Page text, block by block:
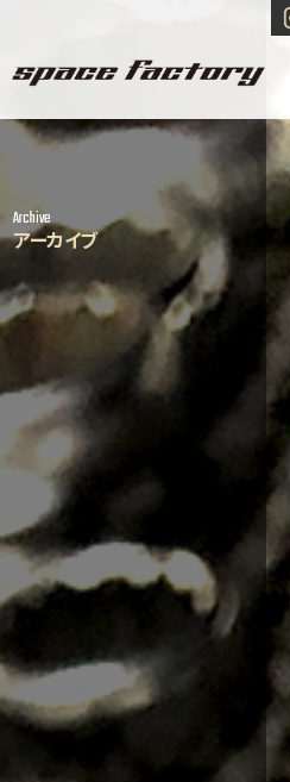
工場紹介
買取
求人情報
Archive
アーカイブ